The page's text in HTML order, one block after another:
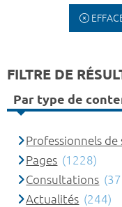
FILTRE DE
Par type de
Professionnels de
Pages (1228)
Consultations
Actualités (244)